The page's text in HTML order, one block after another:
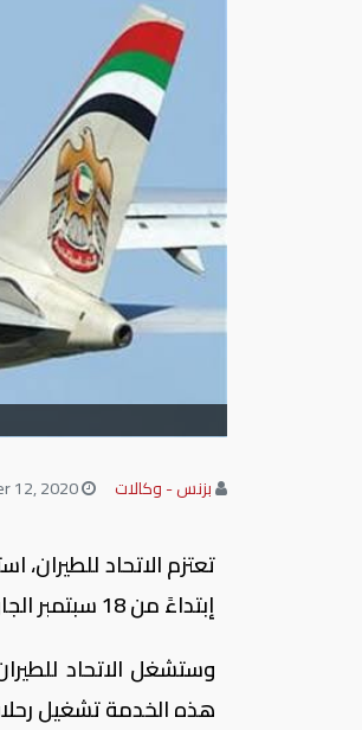
بزنس - وكالات
تعتزم الاتحاد
إبتداءً من 18 سبتمبر الجاري.
وستشغل الاتحاد
هذه الخدمة تشغيل رحلات